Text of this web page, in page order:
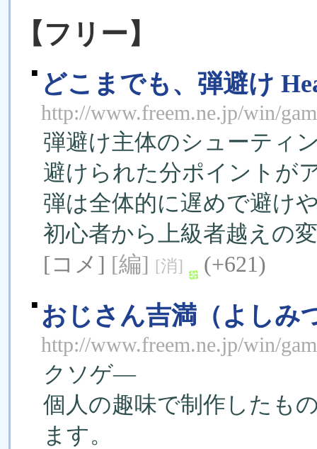
【フリー】
■ どこまでも、弾避け
http://www.freem.ne.jp/win/
弾避け主体のシューティ
避けられた分ポイントが
弾は全体的に遅めで避け
初心者から上級者越えの
[コメ] [編] [消] (+621)
■ おじさん吉満（よしみ
http://www.freem.ne.jp/win/
クソゲ―
個人の趣味で制作したも
ます。